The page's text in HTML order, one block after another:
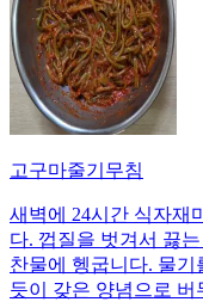
고구마줄기무침
새벽에 24시간 식자재
다. 껍질을 벗겨서 끓
찬물에 헹굽니다. 물
듯이 갖은 양념으로 버